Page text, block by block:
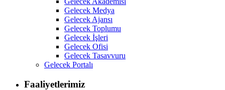
Gelecek Medya
Gelecek Ajansı
Gelecek Toplumu
Gelecek İşleri
Gelecek Ofisi
Gelecek Tasavvuru
Gelecek Portalı
Faaliyetlerimiz